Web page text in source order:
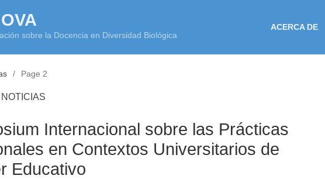
sobre la Docencia en Diversidad Biológica
ACERCA DE
Page 2
NOTICIAS
Internacional sobre las Prácticas
en Contextos Universitarios de
Educativo